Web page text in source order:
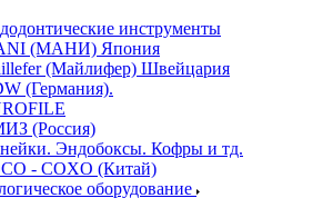
инструменты
(МАНИ) Япония
(Майлифер) Швейцария
(Германия).
(Россия)
Эндобоксы. Кофры и тд.
- COXO (Китай)
оборудование